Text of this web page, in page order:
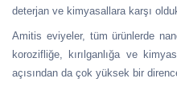
deterjan ve kimyasallara karşı
Amitis eviyeler, tüm ürünlerde
korozifliğe, kırılganlığa ve
açısından da çok yüksek bir